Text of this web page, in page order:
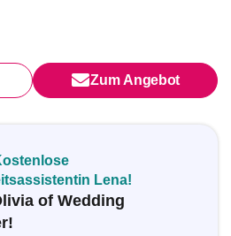
Zum Angebot
Lena!
of Wedding